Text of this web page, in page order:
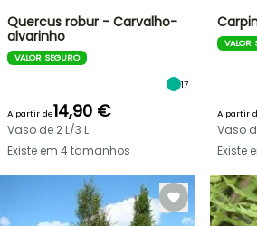
Quercus robur - Carvalho-
alvarinho
VALOR SEGURO
17
A partir de14,90 €
Vaso de 2 L/3 L
Existe em 4 tamanhos
VALOR
A partir
Vaso
Existe